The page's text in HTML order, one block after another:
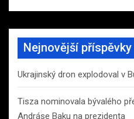
Nejnovější příspěvky
Ukrajinský dron explodoval v
Tisza nominovala bývalého
Andráse Baku na prezidenta